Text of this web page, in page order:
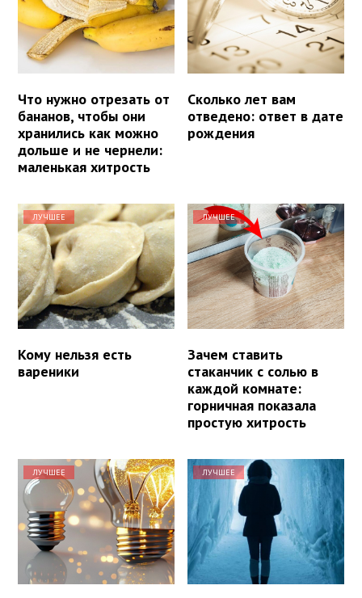
Что нужно отрезать от
бананов, чтобы они
хранились как можно
дольше и не чернели:
маленькая хитрость
Сколько лет вам
отведено: ответ в дате
рождения
ЛУЧШЕЕ
Кому нельзя есть
вареники
ЛУЧШЕЕ
Зачем ставить
стаканчик с солью в
каждой комнате:
горничная показала
простую хитрость
ЛУЧШЕЕ ЛУЧШЕЕ